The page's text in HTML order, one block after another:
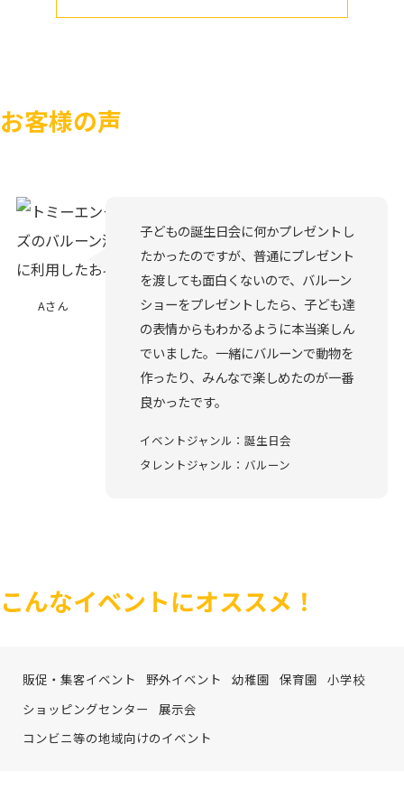
お客様の声
Aさん
子どもの誕生日会に何かプレゼントし
たかったのですが、普通にプレゼント
を渡しても面白くないので、バルーン
ショーをプレゼントしたら、子ども達
の表情からもわかるように本当楽しん
でいました。一緒にバルーンで動物を
作ったり、みんなで楽しめたのが一番
良かったです。
イベントジャンル：誕生日会
タレントジャンル：バルーン
こんなイベントにオススメ！
販促・集客イベント 野外イベント 幼稚園 保育園 小学校
ショッピングセンター
展示会
コンビニ等の地域向けのイベント